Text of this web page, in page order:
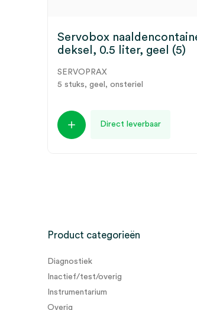
Servobox
deksel, 0.5 liter, geel (5)
SERVOPRAX
5 stuks, geel, onsteriel
Direct leverbaar
Product categorieën
Diagnostiek
Inactief/test/overig
Instrumentarium
Overig